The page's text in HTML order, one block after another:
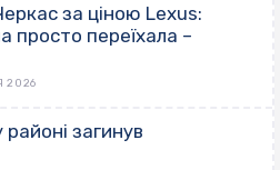
за ціною Lexus:
просто переїхала –
2026
загинув